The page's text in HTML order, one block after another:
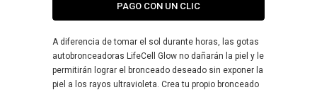
PAGO CON UN CLIC
A diferencia de tomar el sol durante horas, las gotas
autobronceadoras LifeCell Glow no dañarán la piel y le
permitirán lograr el bronceado deseado sin exponer la
piel a los rayos ultravioleta. Crea tu propio bronceado